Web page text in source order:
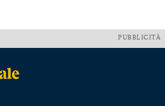
PUBBLICITÀ